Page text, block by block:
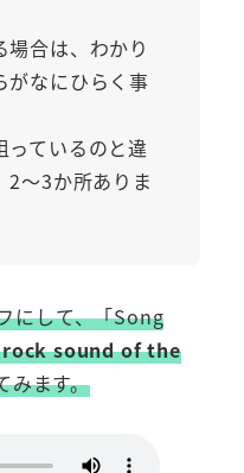
場合は、わかり
がなにひらく事
っているのと違
2～3か所ありま
にして、「Song
rock sound of the
みます。